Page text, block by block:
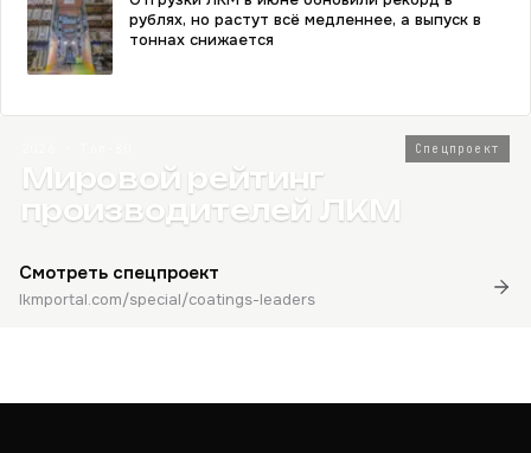
рублях, но растут всё медленнее, а выпуск в
тоннах снижается
Спецпроект
Мировой рейтинг
производителей ЛКМ
Смотреть спецпроект
lkmportal.com/special/coatings-leaders